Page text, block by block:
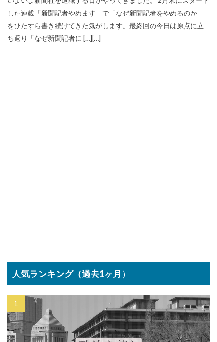
した連載「新聞記者やめます」で「なぜ新聞記者をやめるのか」
をひたすら書き続けてきた気がします。最終回の今日は原点に立
ち返り「なぜ新聞記者に […][…]
人気ランキング（過去1ヶ月）